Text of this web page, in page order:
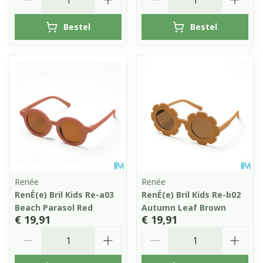
Bestel Bestel
Renée
RenÉ(e) Bril Kids Re-a03
Beach Parasol Red
€ 19,91
Renée
RenÉ(e) Bril Kids Re-b02
Autumn Leaf Brown
€ 19,91